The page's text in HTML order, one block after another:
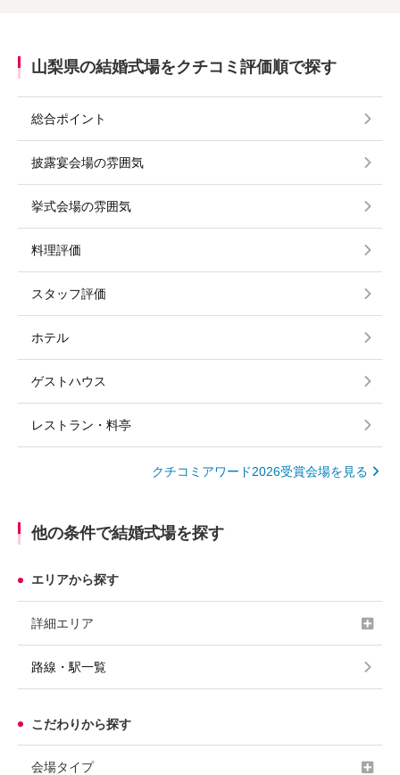
山梨県の結婚式場をクチコミ評価順で探す
総合ポイント
披露宴会場の雰囲気
挙式会場の雰囲気
料理評価
スタッフ評価
ホテル
ゲストハウス
レストラン・料亭
クチコミアワード2026受賞会場を見る
他の条件で結婚式場を探す
エリアから探す
詳細エリア
路線・駅一覧
こだわりから探す
会場タイプ